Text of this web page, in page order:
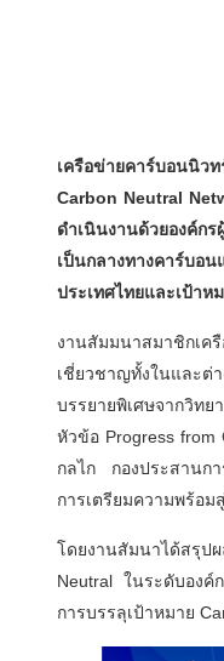
เครือข่ายคาร์บอนนิว
Carbon Neutral
ดำเนินงานด้วยองค์ก
เป็นกลางทางคาร์บ
ประเทศไทยและเป้า
งานสัมมนาสมาชิกเค
เชี่ยวชาญทั้งในและต่
บรรยายพิเศษจากวิทย
หัวข้อ Progress
กลไก กองประสานก
การเตรียมความพร้อม
โดยงานสัมนาได้สรุป
Neutral ในระดับองค์
การบรรลุเป้าหมาย